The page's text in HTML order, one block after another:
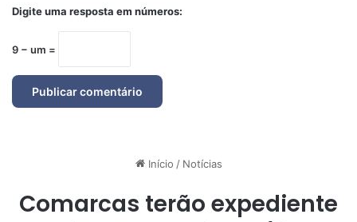
Digite uma resposta em números:
9 − um =